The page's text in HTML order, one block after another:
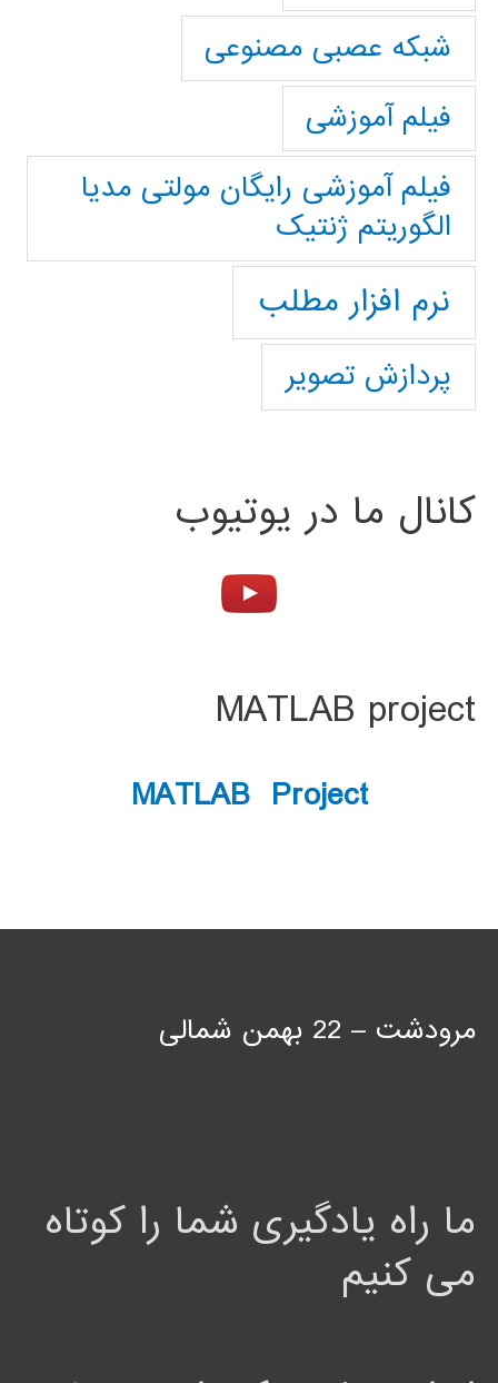
شبکه عصبی مصنوعی
فیلم آموزشی
فیلم آموزشی رایگان مولتی مدیا
الگوریتم ژنتیک
نرم افزار مطلب
پردازش تصویر
کانال ما در یوتیوب
MATLAB project
MATLAB Project
مرودشت – 22 بهمن شمالی
ما راه یادگیری شما را کوتاه
می کنیم